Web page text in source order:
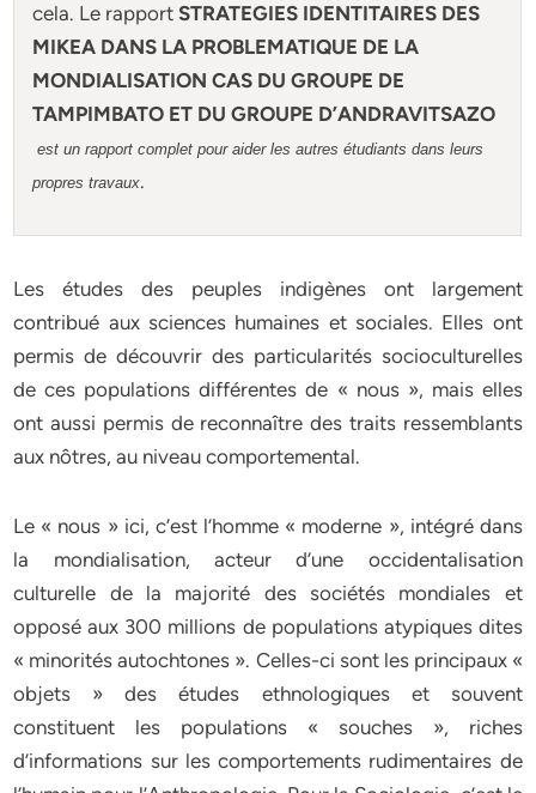
cela. Le rapportSTRATEGIES IDENTITAIRES DES
MIKEA DANS LA PROBLEMATIQUE DE LA
MONDIALISATION CAS DU GROUPE DE
TAMPIMBATO ET DU GROUPE D’ANDRAVITSAZO
est un rapport complet pour aider les autres étudiants dans leurs
propres travaux.
Les études des peuples indigènes ont largement
contribué aux sciences humaines et sociales. Elles ont
permis de découvrir des particularités socioculturelles
de ces populations différentes de « nous », mais elles
ont aussi permis de reconnaître des traits ressemblants
aux nôtres, au niveau comportemental.
Le « nous » ici, c’est l’homme « moderne », intégré dans
la mondialisation, acteur d’une occidentalisation
culturelle de la majorité des sociétés mondiales et
opposé aux 300 millions de populations atypiques dites
« minorités autochtones ». Celles-ci sont les principaux «
objets » des études ethnologiques et souvent
constituent les populations « souches », riches
d’informations sur les comportements rudimentaires de